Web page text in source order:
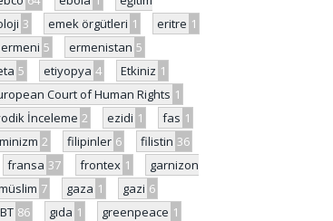
3 emek örgütleri 1 eritre 1
ermeni 5 ermenistan 5
5 etiyopya 4 Etkiniz 1
Court of Human Rights 1
İnceleme 2 ezidi 1 fas 1
2 filipinler 6 filistin 36
fransa 37 frontex 1
garnizon
7 gaza 1 gazi 6
86 gıda 1 greenpeace 1